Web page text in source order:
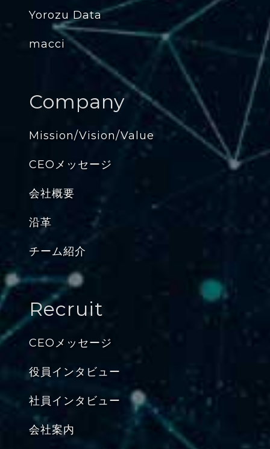
Yorozu Data
macci
Company
Mission/Vision/Value
CEOメッセージ
会社概要
沿革
チーム紹介
Recruit
CEOメッセージ
役員インタビュー
社員インタビュー
会社案内